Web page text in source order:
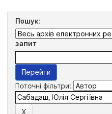
Пошук:
запит
Поточні фільтри: